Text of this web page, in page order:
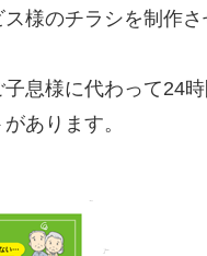
様のチラシを制作
息様に代わって24
あります。